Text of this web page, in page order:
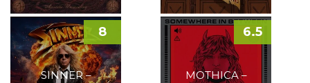
SINNER –
8
MOTHICA –
6.5